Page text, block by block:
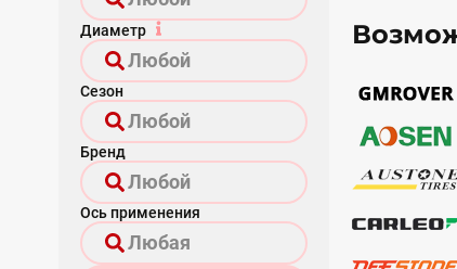
Диаметр
Сезон
Бренд
Ось применения